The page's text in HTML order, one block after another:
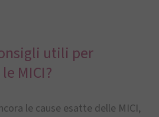
utili per
MICI?
le cause esatte delle MICI,